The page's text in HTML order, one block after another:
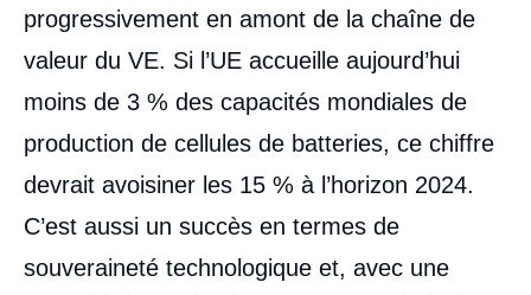
progressivement en amont de la chaîne de
valeur du VE. Si l’UE accueille aujourd’hui
moins de 3 % des capacités mondiales de
production de cellules de batteries, ce chiffre
devrait avoisiner les 15 % à l’horizon 2024.
C’est aussi un succès en termes de
souveraineté technologique et, avec une